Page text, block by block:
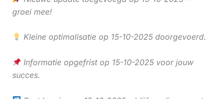
groei mee!
Kleine optimalisatie op 15-10-2025 doorgevoerd.
Informatie opgefrist op 15-10-2025 voor jouw
succes.